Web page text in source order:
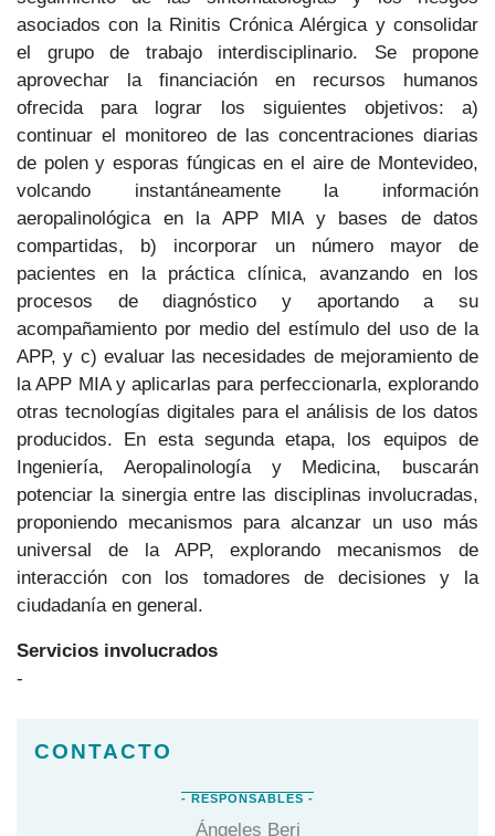
asociados con la Rinitis Crónica Alérgica y consolidar
el grupo de trabajo interdisciplinario. Se propone
aprovechar la financiación en recursos humanos
ofrecida para lograr los siguientes objetivos: a)
continuar el monitoreo de las concentraciones diarias
de polen y esporas fúngicas en el aire de Montevideo,
volcando instantáneamente la información
aeropalinológica en la APP MIA y bases de datos
compartidas, b) incorporar un número mayor de
pacientes en la práctica clínica, avanzando en los
procesos de diagnóstico y aportando a su
acompañamiento por medio del estímulo del uso de la
APP, y c) evaluar las necesidades de mejoramiento de
la APP MIA y aplicarlas para perfeccionarla, explorando
otras tecnologías digitales para el análisis de los datos
producidos. En esta segunda etapa, los equipos de
Ingeniería, Aeropalinología y Medicina, buscarán
potenciar la sinergia entre las disciplinas involucradas,
proponiendo mecanismos para alcanzar un uso más
universal de la APP, explorando mecanismos de
interacción con los tomadores de decisiones y la
ciudadanía en general.
Servicios involucrados
-
Ángeles Beri